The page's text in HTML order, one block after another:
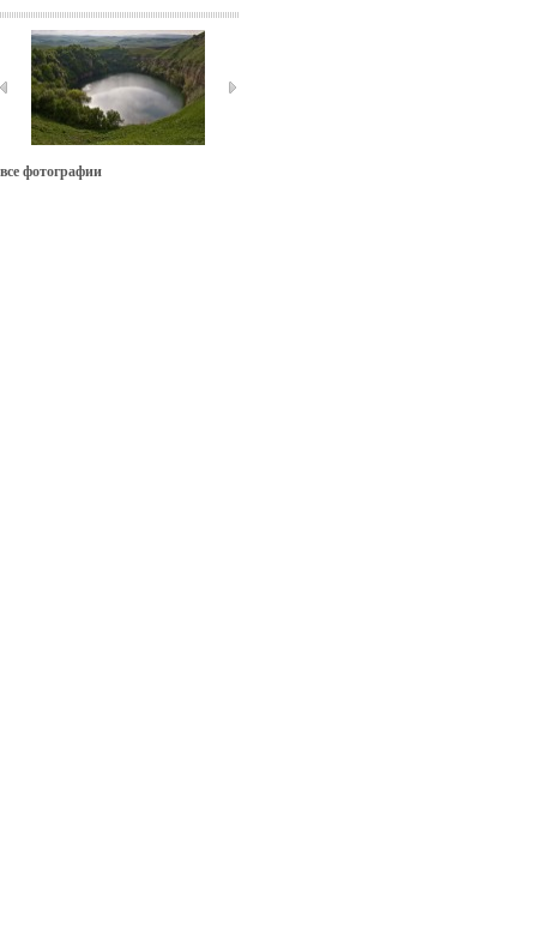
все фотографии